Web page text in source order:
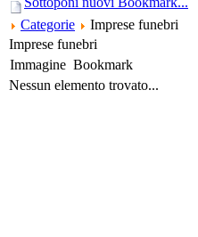
Categorie
Imprese funebri
Imprese funebri
Immagine Bookmark
Nessun elemento trovato...